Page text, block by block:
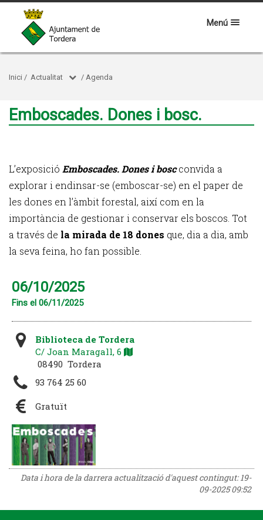
Menú
Inici / Actualitat / Agenda
Emboscades. Dones i bosc.
L’exposició Emboscades. Dones i boscconvida a
explorar i endinsar-se (emboscar-se) en el paper de
les dones en l’àmbit forestal, així com en la
importància de gestionar i conservar els boscos. Tot
a través de la mirada de 18 dones que, dia a dia, amb
la seva feina, ho fan possible.
06/10/2025
Fins el 06/11/2025
Biblioteca de Tordera
C/ Joan Maragall, 6
08490 Tordera
93 764 25 60
Gratuït
Data i hora de la darrera actualització d'aquest contingut:19-
09-2025 09:52